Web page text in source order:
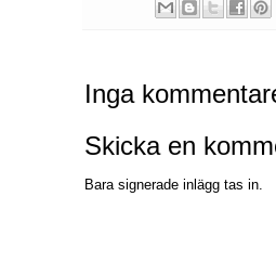
Inga
Skicka en
Bara signerade inlägg tas in.